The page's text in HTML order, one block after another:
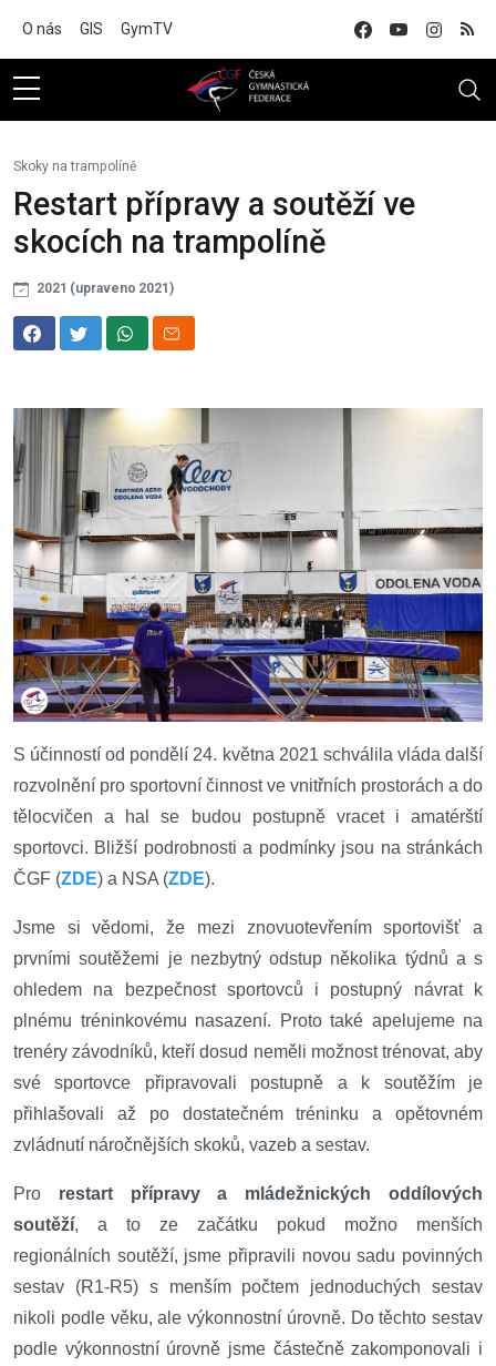
O nás GIS GymTV
Skoky na trampolíně
Restart přípravy a soutěží ve
skocích na trampolíně
2021 (upraveno 2021)
S účinností od pondělí 24. května 2021 schválila vláda další
rozvolnění pro sportovní činnost ve vnitřních prostorách a do
tělocvičen a hal se budou postupně vracet i amatérští
sportovci. Bližší podrobnosti a podmínky jsou na stránkách
ČGF (ZDE) a NSA (ZDE).
Jsme si vědomi, že mezi znovuotevřením sportovišť a
prvními soutěžemi je nezbytný odstup několika týdnů a s
ohledem na bezpečnost sportovců i postupný návrat k
plnému tréninkovému nasazení. Proto také apelujeme na
trenéry závodníků, kteří dosud neměli možnost trénovat, aby
své sportovce připravovali postupně a k soutěžím je
přihlašovali až po dostatečném tréninku a opětovném
zvládnutí náročnějších skoků, vazeb a sestav.
Pro restart přípravy a mládežnických oddílových
soutěží, a to ze začátku pokud možno menších
regionálních soutěží, jsme připravili novou sadu povinných
sestav (R1-R5) s menším počtem jednoduchých sestav
nikoli podle věku, ale výkonnostní úrovně. Do těchto sestav
podle výkonnostní úrovně jsme částečně zakomponovali i